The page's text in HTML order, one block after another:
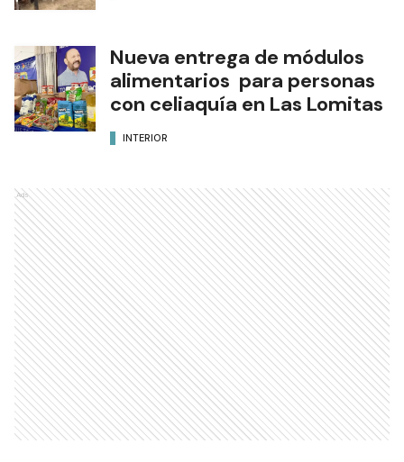
Nueva entrega de módulos
alimentarios para personas
con celiaquía en Las Lomitas
INTERIOR
Ads